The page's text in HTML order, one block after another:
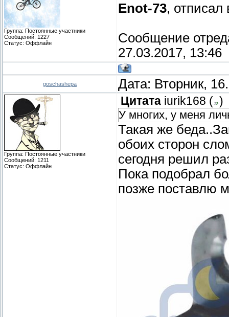
Группа: Постоянные участники
Сообщений: 1227
Статус: Оффлайн
Enot-73,
Сообщение
27.03.2017, 13:46
goschashepa Дата: Вторник,
Группа: Постоянные участники
Сообщений: 1211
Статус: Оффлайн
Цитата iurik168 ( )
У многих, у меня
Такая же
обоих сторон
сегодня решил
Пока подобрал
позже поставлю